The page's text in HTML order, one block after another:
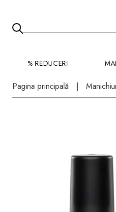
% REDUCERI
Pagina principală